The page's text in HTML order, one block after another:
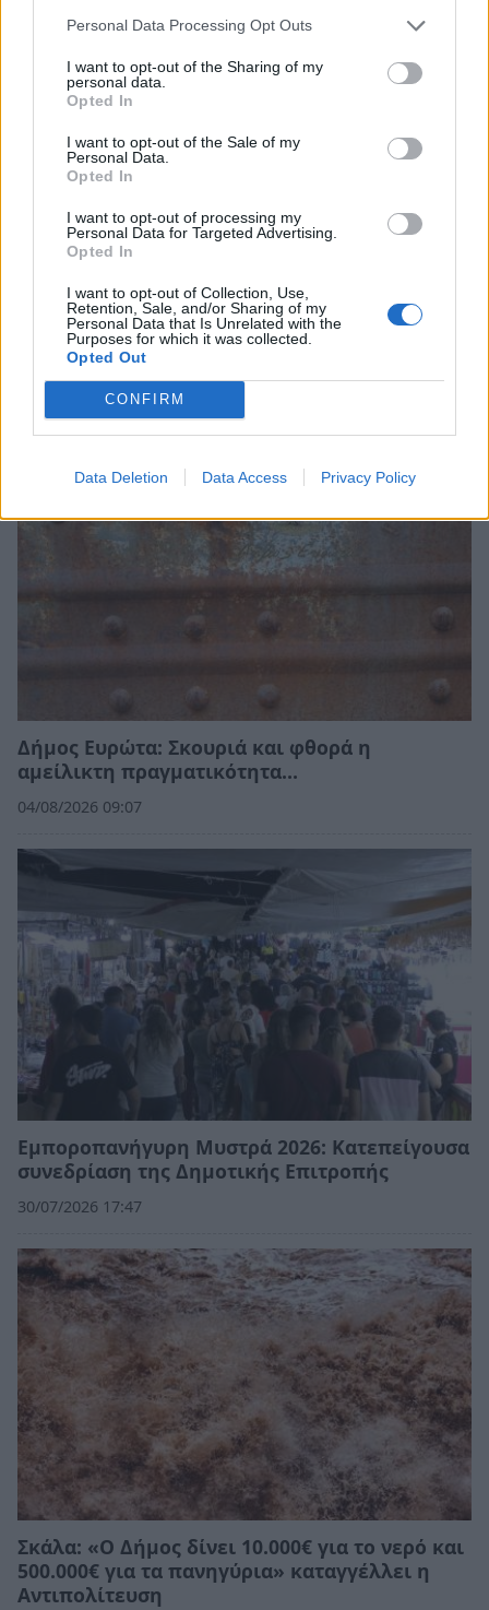
Personal Data Processing Opt Outs
I want to opt-out of the Sharing of my
personal data.
Opted In
I want to opt-out of the Sale of my
Personal Data.
Opted In
I want to opt-out of processing my
Personal Data for Targeted Advertising.
Opted In
I want to opt-out of Collection, Use,
Retention, Sale, and/or Sharing of my
Personal Data that Is Unrelated with the
Purposes for which it was collected.
Opted Out
CONFIRM
Data Deletion Data Access Privacy Policy
Λακωνία: Ο Δημήτρης Μανιατάκος ακούει
αλλά δεν μιλάει – Θα είναι υποψήφιος
δήμαρχος Ευρώτα;
06/08/2026 13:10
Δήμος Ευρώτα: Σκουριά και φθορά η
αμείλικτη πραγματικότητα…
04/08/2026 09:07
Εμποροπανήγυρη Μυστρά 2026: Κατεπείγουσα
συνεδρίαση της Δημοτικής Επιτροπής
30/07/2026 17:47
Σκάλα: «Ο Δήμος δίνει 10.000€ για το νερό και
500.000€ για τα πανηγύρια» καταγγέλλει η
Αντιπολίτευση